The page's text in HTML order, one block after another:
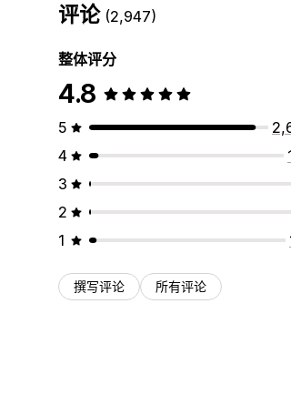
评论 (2,947)
整体评分
4.8
5
4
3
2
1
撰写评论 所有评论